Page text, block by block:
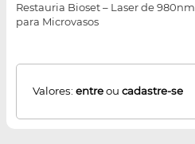
Restauria Bioset – Laser de 980nm
para Microvasos
Valores: entreou cadastre-se